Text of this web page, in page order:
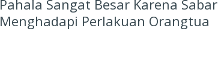
Pahala Sangat Besar Karena Sabar
Menghadapi Perlakuan Orangtua